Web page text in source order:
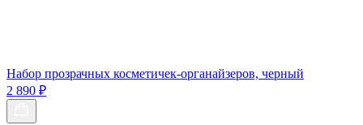
Набор прозрачных косметичек-органайзеров, черный
2 890 ₽